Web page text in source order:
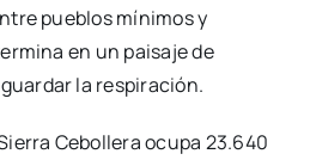
pueblos mínimos y
en un paisaje de
la respiración.
Cebollera ocupa 23.640